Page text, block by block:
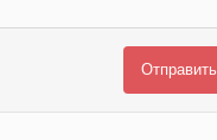
Отправить